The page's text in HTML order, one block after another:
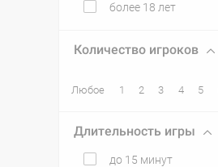
более 18 лет
Количество игроков
Любое 1 2 3 4 5
Длительность игры
до 15 минут